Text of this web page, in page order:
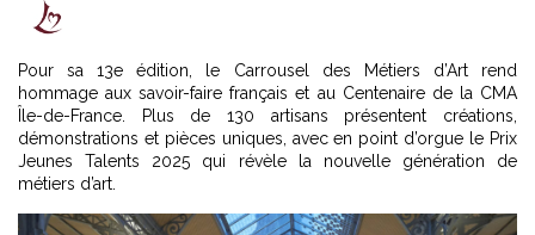
Pour sa 13e édition, le Carrousel des Métiers d’Art rend
hommage aux savoir-faire français et au Centenaire de la CMA
Île-de-France. Plus de 130 artisans présentent créations,
démonstrations et pièces uniques, avec en point d’orgue le Prix
Jeunes Talents 2025 qui révèle la nouvelle génération de
métiers d’art.